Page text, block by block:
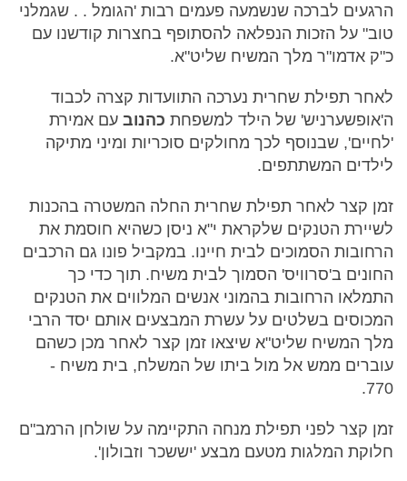
הרגעים לברכה שנשמעה פעמים רבות 'הגומל . . שגמלני
טוב" על הזכות הנפלאה להסתופף בחצרות קודשנו עם
כ"ק אדמו"ר מלך המשיח שליט"א.
לאחר תפילת שחרית נערכה התוועדות קצרה לכבוד
ה'אופשערניש' של הילד למשפחת כהנוב עם אמירת
'לחיים', שבנוסף לכך מחולקים סוכריות ומיני מתיקה
לילדים המשתתפים.
זמן קצר לאחר תפילת שחרית החלה המשטרה בהכנות
לשיירת הטנקים שלקראת י"א ניסן כשהיא חוסמת את
הרחובות הסמוכים לבית חיינו. במקביל פונו גם הרכבים
החונים ב'סרוויס' הסמוך לבית משיח. תוך כדי כך
התמלאו הרחובות בהמוני אנשים המלווים את הטנקים
המכוסים בשלטים על עשרת המבצעים אותם יסד הרבי
מלך המשיח שליט"א שיצאו זמן קצר לאחר מכן כשהם
עוברים ממש אל מול ביתו של המשלח, בית משיח -
770.
זמן קצר לפני תפילת מנחה התקיימה על שולחן הרמב"ם
חלוקת המלגות מטעם מבצע 'יששכר וזבולון'.